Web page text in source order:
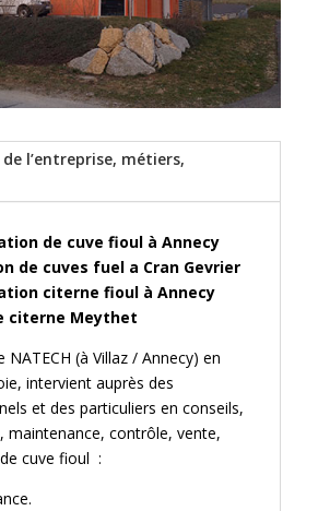
l’entreprise, métiers,
de cuve fioul à Annecy
de cuves fuel a Cran Gevrier
citerne fioul à Annecy
citerne Meythet
NATECH (à Villaz / Annecy) en
intervient auprès des
et des particuliers en conseils,
maintenance, contrôle, vente,
cuve fioul :